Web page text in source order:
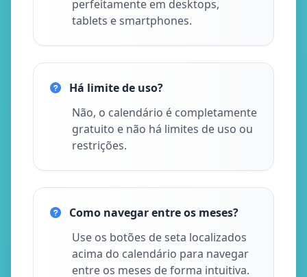
perfeitamente em desktops,
tablets e smartphones.
Há limite de uso?
Não, o calendário é completamente
gratuito e não há limites de uso ou
restrições.
Como navegar entre os meses?
Use os botões de seta localizados
acima do calendário para navegar
entre os meses de forma intuitiva.